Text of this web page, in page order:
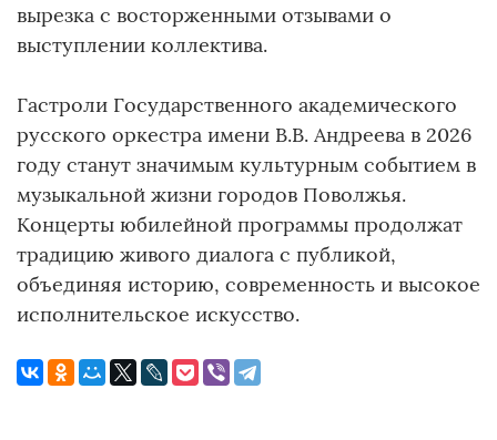
вырезка с восторженными отзывами о
выступлении коллектива.
Гастроли Государственного академического
русского оркестра имени В.В. Андреева в 2026
году станут значимым культурным событием в
музыкальной жизни городов Поволжья.
Концерты юбилейной программы продолжат
традицию живого диалога с публикой,
объединяя историю, современность и высокое
исполнительское искусство.